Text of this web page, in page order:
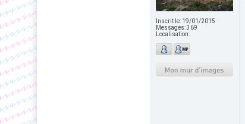
Inscrit le: 19/01/2015
Messages:369
Localisation: